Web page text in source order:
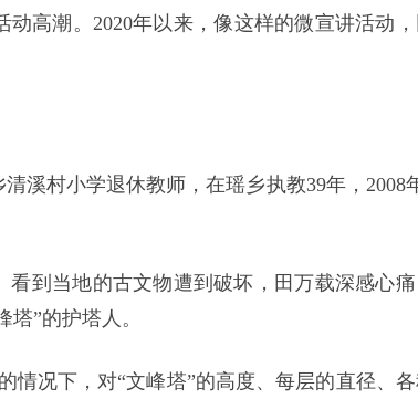
高潮。2020年以来，像这样的微宣讲活动，
溪村小学退休教师，在瑶乡执教39年，2008
到当地的古文物遭到破坏，田万载深感心痛
”的护塔人。
情况下，对“文峰塔”的高度、每层的直径、